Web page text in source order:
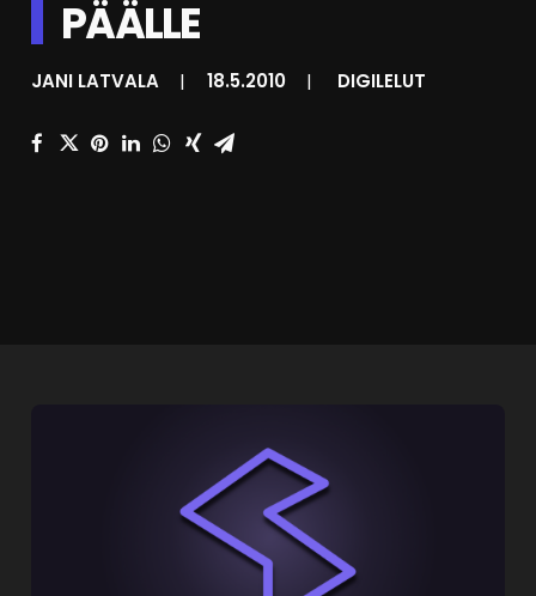
HAKU
PÄÄLLE
JANI LATVALA | 18.5.2010 | DIGILELUT